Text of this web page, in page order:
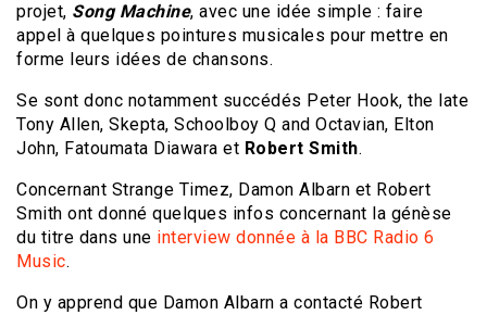
projet, Song Machine, avec une idée simple : faire
appel à quelques pointures musicales pour mettre en
forme leurs idées de chansons.
Se sont donc notamment succédés Peter Hook, the late
Tony Allen, Skepta, Schoolboy Q and Octavian, Elton
John, Fatoumata Diawara et Robert Smith.
Concernant Strange Timez, Damon Albarn et Robert
Smith ont donné quelques infos concernant la génèse
du titre dans une interview donnée à la BBC Radio 6
Music.
On y apprend que Damon Albarn a contacté Robert